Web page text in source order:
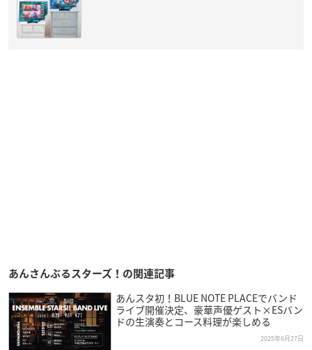
あんさんぶるスターズ！の関連記事
あんスタ初！BLUE NOTE PLACEでバンド
ライブ開催決定、豪華声優ゲスト×ESバン
ドの生演奏とコース料理が楽しめる
2025年6月27日